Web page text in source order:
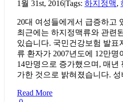
1월 31st, 2016|Tags: 하지정맥,
20대 여성들에게서 급증하고
최근에는 하지정맥류와 관련
있습니다. 국민건강보험 발표
류 환자가 2007년도에 12만명
14만명으로 증가했으며, 매년
가한 것으로 밝혀졌습니다. 성
Read More